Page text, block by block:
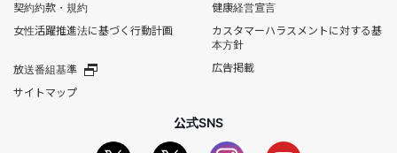
契約約款・規約
健康経営宣言
女性活躍推進法に基づく行動計画
カスタマーハラスメントに対する基
本方針
放送番組基準
広告掲載
サイトマップ
公式SNS